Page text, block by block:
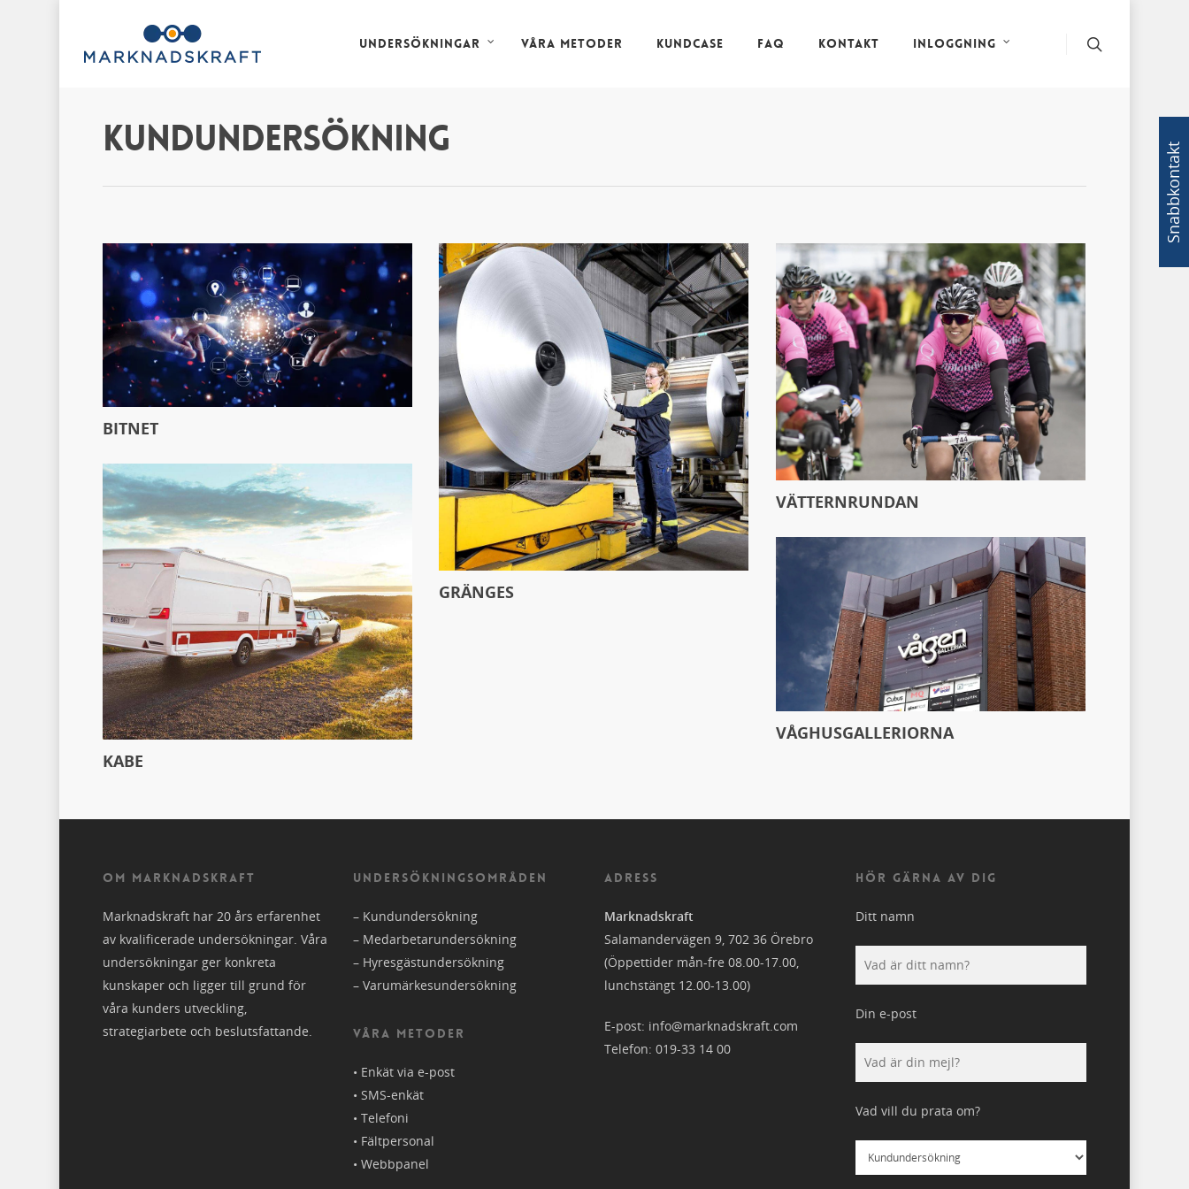
Undersökningar Våra metoder Kundcase FAQ Kontakt Inloggning
Kundundersökning
BITNET
GRÄNGES
VÄTTERNRUNDAN
KABE
VÅGHUSGALLERIORNA
OM MARKNADSKRAFT
Marknadskraft har 20 års erfarenhet
av kvalificerade undersökningar. Våra
undersökningar ger konkreta
kunskaper och ligger till grund för
våra kunders utveckling,
strategiarbete och beslutsfattande.
UNDERSÖKNINGSOMRÅDEN
– Kundundersökning
– Medarbetarundersökning
– Hyresgästundersökning
–Varumärkesundersökning
VÅRA METODER
• Enkät via e-post
• SMS-enkät
• Telefoni
• Fältpersonal
• Webbpanel
ADRESS
Marknadskraft
Salamandervägen 9, 702 36 Örebro
(Öppettider mån-fre 08.00-17.00,
lunchstängt 12.00-13.00)
E-post: info@marknadskraft.com
Telefon:019-33 14 00
HÖR GÄRNA AV DIG
Ditt namn
Din e-post
Vad vill du prata om?
Snabbkontakt